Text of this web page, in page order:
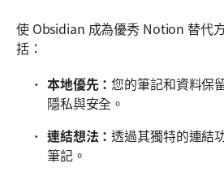
使 Obsidian 成為優秀 Notion 替代
括：
本地優先：您的筆記和資料保
隱私與安全。
連結想法：透過其獨特的連結
筆記。